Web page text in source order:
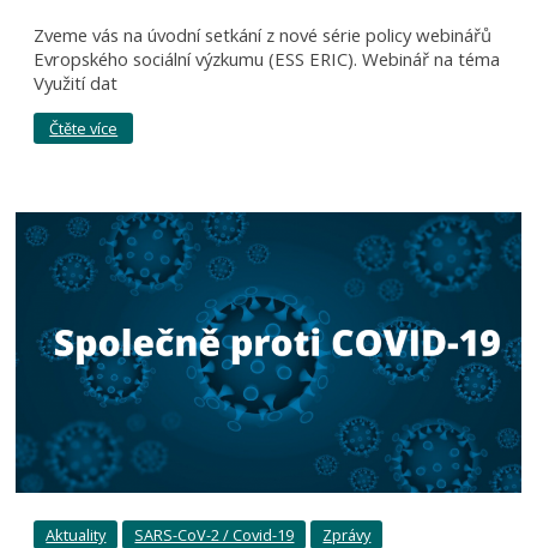
Zveme vás na úvodní setkání z nové série policy webinářů
Evropského sociální výzkumu (ESS ERIC). Webinář na téma
Využití dat
Čtěte více
Aktuality SARS-CoV-2 / Covid-19 Zprávy